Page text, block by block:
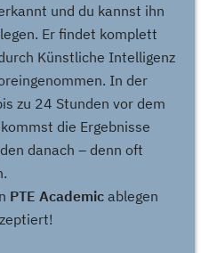
und du kannst ihn
Er findet komplett
Künstliche Intelligenz
In der
zu 24 Stunden vor dem
die Ergebnisse
danach – denn oft
PTE Academic ablegen